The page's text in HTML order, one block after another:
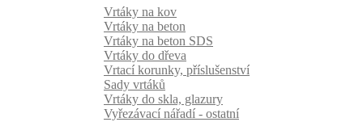
Vrtáky na kov
Vrtáky na beton
Vrtáky na beton SDS
Vrtáky do dřeva
Vrtací korunky, příslušenství
Sady vrtáků
Vrtáky do skla, glazury
Vyřezávací nářadí - ostatní